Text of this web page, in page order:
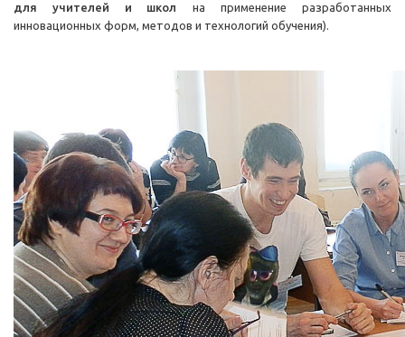
для учителей и школ
на применение разработанных
инновационных форм, методов и технологий обучения).